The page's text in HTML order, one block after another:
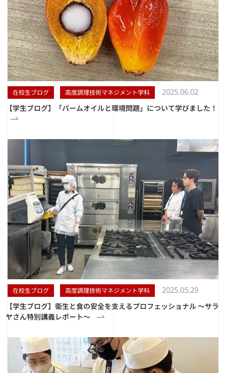
在校生ブログ 高度調理技術マネジメント学科 2025.06.02
【学生ブログ】「パームオイルと環境問題」について学びました！
在校生ブログ 高度調理技術マネジメント学科 2025.05.29
【学生ブログ】衛生と食の安全を支えるプロフェッショナル 〜サラ
ヤさん特別講義レポート〜